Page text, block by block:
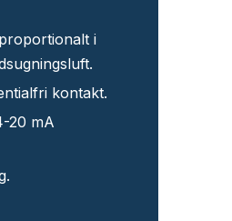
i
kontakt.
20 mA